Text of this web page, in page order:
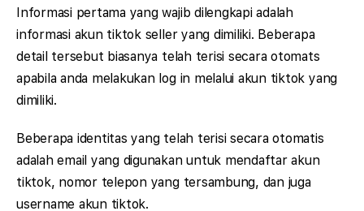
Informasi pertama yang wajib dilengkapi adalah
informasi akun tiktok seller yang dimiliki. Beberapa
detail tersebut biasanya telah terisi secara otomats
apabila anda melakukan log in melalui akun tiktok yang
dimiliki.
Beberapa identitas yang telah terisi secara otomatis
adalah email yang digunakan untuk mendaftar akun
tiktok, nomor telepon yang tersambung, dan juga
username akun tiktok.